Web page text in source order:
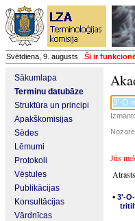
Svētdiena, 9. augusts Šī ir
Sākumlapa
Terminu datubāze
Struktūra un principi
Apakškomisijas
Sēdes
Lēmumi
Protokoli
Vēstules
Publikācijas
Konsultācijas
Vārdnīcas
Jūs
▪ 3'-